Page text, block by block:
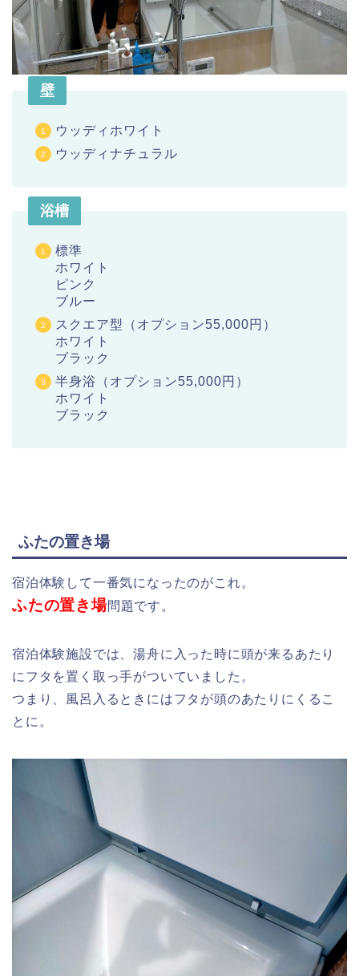
壁
ウッディホワイト
ウッディナチュラル
浴槽
標準
ホワイト
ピンク
ブルー
スクエア型（オプション55,000円）
ホワイト
ブラック
半身浴（オプション55,000円）
ホワイト
ブラック
ふたの置き場
宿泊体験して一番気になったのがこれ。
ふたの置き場問題です。
宿泊体験施設では、湯舟に入った時に頭が来るあたり
にフタを置く取っ手がついていました。
つまり、風呂入るときにはフタが頭のあたりにくるこ
とに。